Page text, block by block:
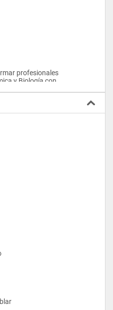
y Biología con
la salud, capaces de
de laboratorios.
microempresa.
de salud.
y Biología.
de proyectos.
estrategias.